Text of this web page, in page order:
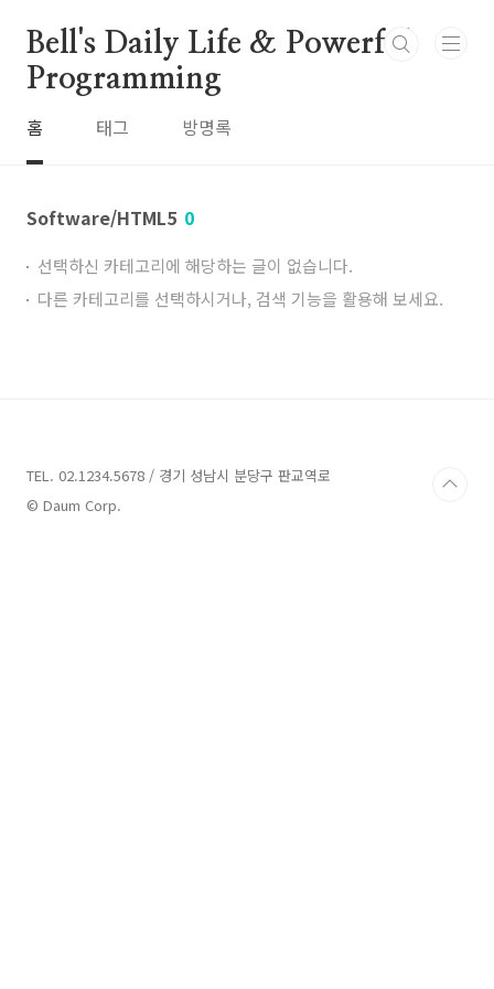
Bell's Daily Life & Powerful
Programming
홈 태그 방명록
Software/HTML5 0
선택하신 카테고리에 해당하는 글이 없습니다.
다른 카테고리를 선택하시거나, 검색 기능을 활용해 보세요.
TEL. 02.1234.5678 / 경기 성남시 분당구 판교역로
© Daum Corp.